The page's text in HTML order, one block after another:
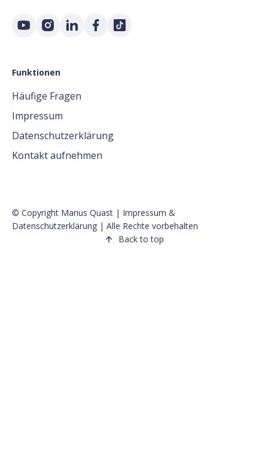
Funktionen
Häufige Fragen
Impressum
Datenschutzerklärung
Kontakt aufnehmen
© Copyright Marius Quast | Impressum &
Datenschutzerklärung | Alle Rechte vorbehalten
Back to top